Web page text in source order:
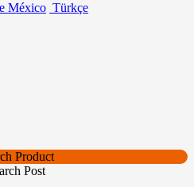
México Türkçe
Product
Post